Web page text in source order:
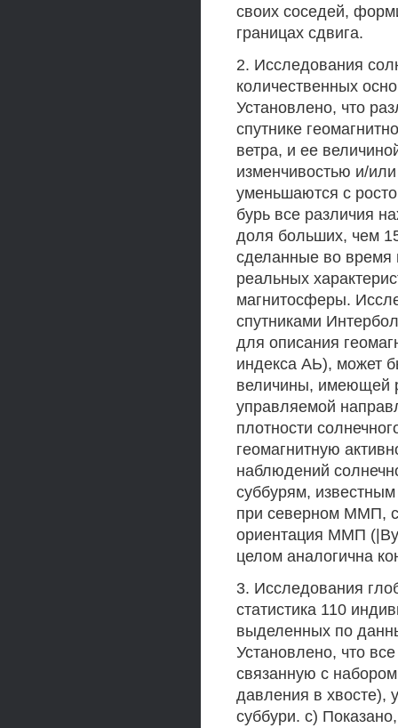
своих соседей,
границах сдвига.
2. Исследования
количественных
Установлено, что
спутнике
ветра, и ее
изменчивостью и/
уменьшаются с
бурь все различия
доля больших, чем
сделанные во время
реальных
магнитосферы.
спутниками
для описания
индекса АЬ), может
величины, имеющей
управляемой
плотности
геомагнитную
наблюдений
суббурям,
при северном ММП,
ориентация ММП
целом аналогична
3. Исследования
статистика 110
выделенных по
Установлено, что
связанную с
давления в хвосте),
суббури. c)